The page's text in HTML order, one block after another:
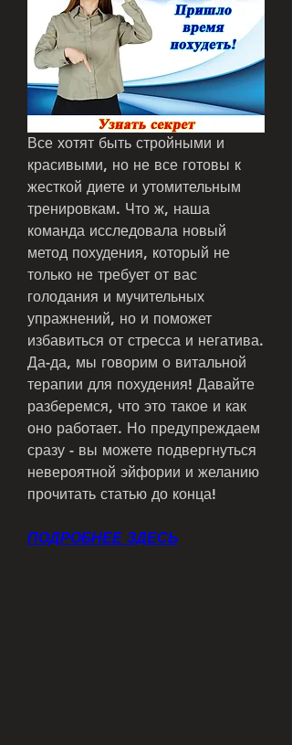
Все хотят быть стройными и
красивыми, но не все готовы к
жесткой диете и утомительным
тренировкам. Что ж, наша
команда исследовала новый
метод похудения, который не
только не требует от вас
голодания и мучительных
упражнений, но и поможет
избавиться от стресса и негатива.
Да-да, мы говорим о витальной
терапии для похудения! Давайте
разберемся, что это такое и как
оно работает. Но предупреждаем
сразу - вы можете подвергнуться
невероятной эйфории и желанию
прочитать статью до конца!
ПОДРОБНЕЕ ЗДЕСЬ